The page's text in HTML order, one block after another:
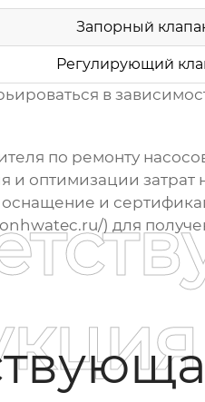
Запорный
Регулирующий
в
по ремонту
и оптимизации затрат
и
) для